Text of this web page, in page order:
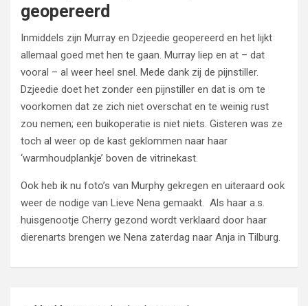
geopereerd
Inmiddels zijn Murray en Dzjeedie geopereerd en het lijkt
allemaal goed met hen te gaan. Murray liep en at – dat
vooral – al weer heel snel. Mede dank zij de pijnstiller.
Dzjeedie doet het zonder een pijnstiller en dat is om te
voorkomen dat ze zich niet overschat en te weinig rust
zou nemen; een buikoperatie is niet niets. Gisteren was ze
toch al weer op de kast geklommen naar haar
‘warmhoudplankje’ boven de vitrinekast.
Ook heb ik nu foto’s van Murphy gekregen en uiteraard ook
weer de nodige van Lieve Nena gemaakt. Als haar a.s.
huisgenootje Cherry gezond wordt verklaard door haar
dierenarts brengen we Nena zaterdag naar Anja in Tilburg.